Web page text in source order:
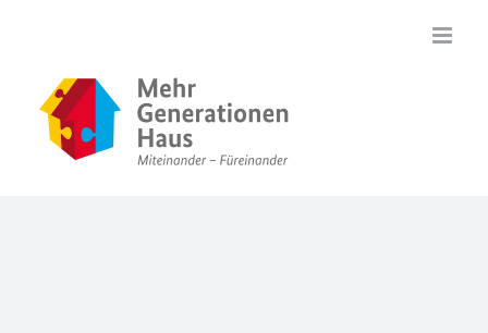
springen